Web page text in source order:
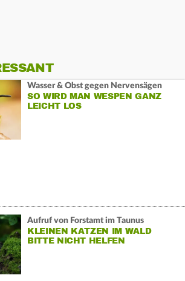
Wasser & Obst gegen Nervensägen
SO WIRD MAN WESPEN GANZ
LEICHT LOS
Aufruf von Forstamt im Taunus
KLEINEN KATZEN IM WALD
BITTE NICHT HELFEN